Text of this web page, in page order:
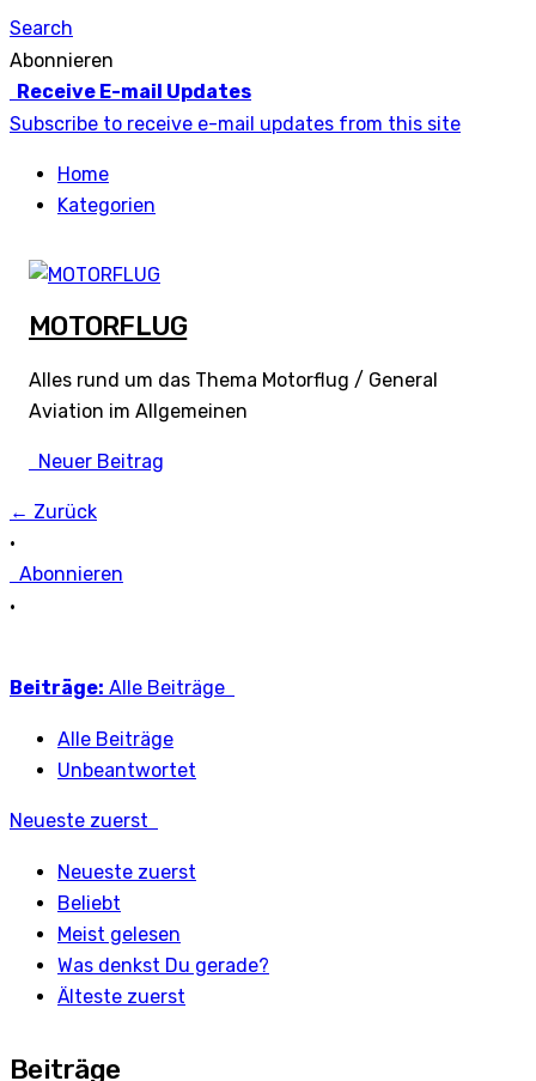
Search
Abonnieren
Receive E-mail Updates
Subscribe to receive e-mail updates from this site
Home
Kategorien
MOTORFLUG
Alles rund um das Thema Motorflug / General
Aviation im Allgemeinen
Neuer Beitrag
← Zurück
•
Abonnieren
•
Beiträge: Alle Beiträge
Alle Beiträge
Unbeantwortet
Neueste zuerst
Neueste zuerst
Beliebt
Meist gelesen
Was denkst Du gerade?
Älteste zuerst
Beiträge